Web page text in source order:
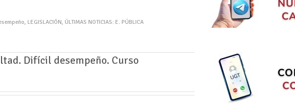
, LEGISLACIÓN, ÚLTIMAS NOTICIAS: E. PÚBLICA
Difícil desempeño. Curso